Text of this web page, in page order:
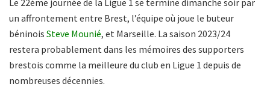
un affrontement entre Brest, l’équipe où joue le buteur
béninois Steve Mounié, et Marseille. La saison 2023/24
restera probablement dans les mémoires des supporters
brestois comme la meilleure du club en Ligue 1 depuis de
nombreuses décennies.